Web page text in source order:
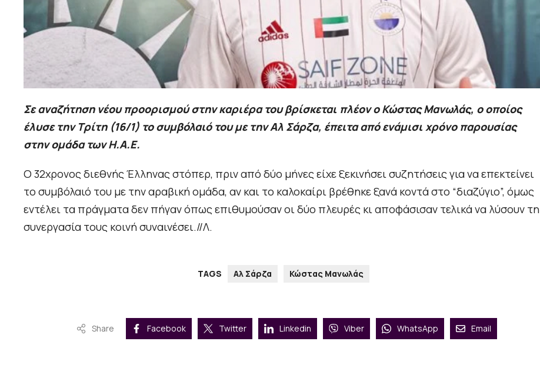
Σε αναζήτηση νέου προορισμού στην καριέρα του βρίσκεται πλέον ο Κώστας Μανωλάς, ο οποίος
έλυσε την Τρίτη (16/1) το συμβόλαιό του με την Αλ Σάρζα, έπειτα από ενάμισι χρόνο παρουσίας
στην ομάδα των Η.Α.Ε.
Ο 32χρονος διεθνής Έλληνας στόπερ, πριν από δύο μήνες είχε ξεκινήσει συζητήσεις για να επεκτείνει
το συμβόλαιό του με την αραβική ομάδα, αν και το καλοκαίρι βρέθηκε ξανά κοντά στο “διαζύγιο”, όμως
εντέλει τα πράγματα δεν πήγαν όπως επιθυμούσαν οι δύο πλευρές κι αποφάσισαν τελικά να λύσουν τη
συνεργασία τους κοινή συναινέσει.//Λ.
TAGS Αλ Σάρζα Κώστας Μανωλάς
Share Facebook Twitter Linkedin Viber WhatsApp Email